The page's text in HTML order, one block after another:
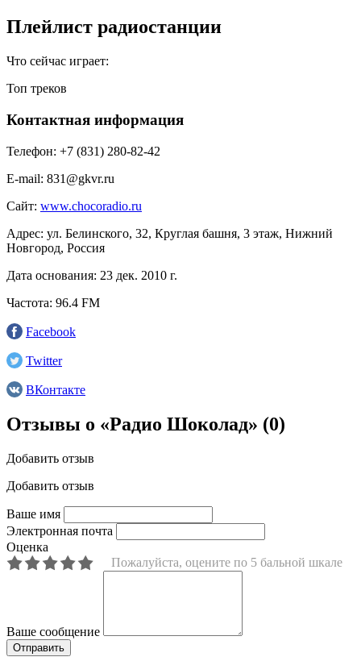
Плейлист радиостанции
Что сейчас играет:
Топ треков
Контактная информация
Телефон: +7 (831) 280-82-42
E-mail: 831@gkvr.ru
Сайт: www.chocoradio.ru
Адрес: ул. Белинского, 32, Круглая башня, 3 этаж, Нижний
Новгород, Россия
Дата основания: 23 дек. 2010 г.
Частота: 96.4 FM
Facebook
Twitter
ВКонтакте
Отзывы о «Радио Шоколад» (0)
Добавить отзыв
Добавить отзыв
Ваше имя
Электронная почта
Оценка
Пожалуйста, оцените по 5 бальной шкале
Ваше сообщение